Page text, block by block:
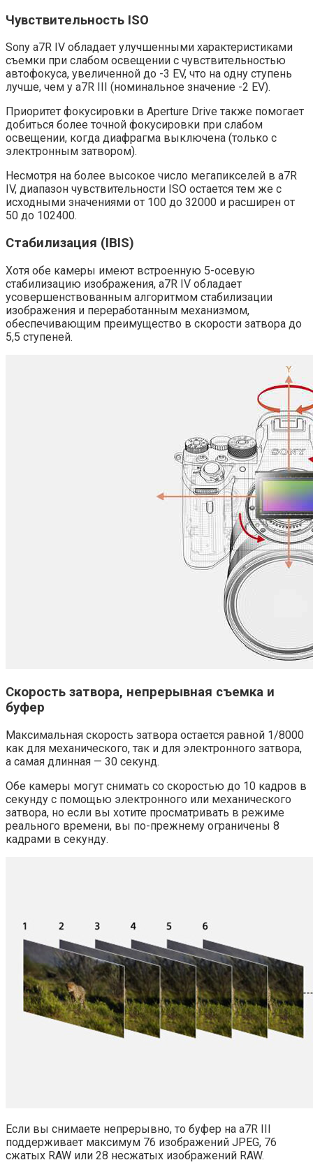
Чувствительность ISO
Sony a7R IV обладает улучшенными характеристиками
съемки при слабом освещении с чувствительностью
автофокуса, увеличенной до -3 EV, что на одну ступень
лучше, чем у a7R III (номинальное значение -2 EV).
Приоритет фокусировки в Aperture Drive также помогает
добиться более точной фокусировки при слабом
освещении, когда диафрагма выключена (только с
электронным затвором).
Несмотря на более высокое число мегапикселей в a7R
IV, диапазон чувствительности ISO остается тем же с
исходными значениями от 100 до 32000 и расширен от
50 до 102400.
Стабилизация (IBIS)
Хотя обе камеры имеют встроенную 5-осевую
стабилизацию изображения, a7R IV обладает
усовершенствованным алгоритмом стабилизации
изображения и переработанным механизмом,
обеспечивающим преимущество в скорости затвора до
5,5 ступеней.
Скорость затвора, непрерывная съемка и
буфер
Максимальная скорость затвора остается равной 1/8000
как для механического, так и для электронного затвора,
а самая длинная — 30 секунд.
Обе камеры могут снимать со скоростью до 10 кадров в
секунду с помощью электронного или механического
затвора, но если вы хотите просматривать в режиме
реального времени, вы по-прежнему ограничены 8
кадрами в секунду.
Если вы снимаете непрерывно, то буфер на a7R III
поддерживает максимум 76 изображений JPEG, 76
сжатых RAW или 28 несжатых изображений RAW.